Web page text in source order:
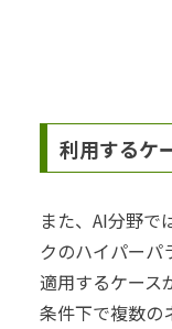
利用するケ
また、AI分野で
クのハイパーパ
適用するケース
条件下で複数の